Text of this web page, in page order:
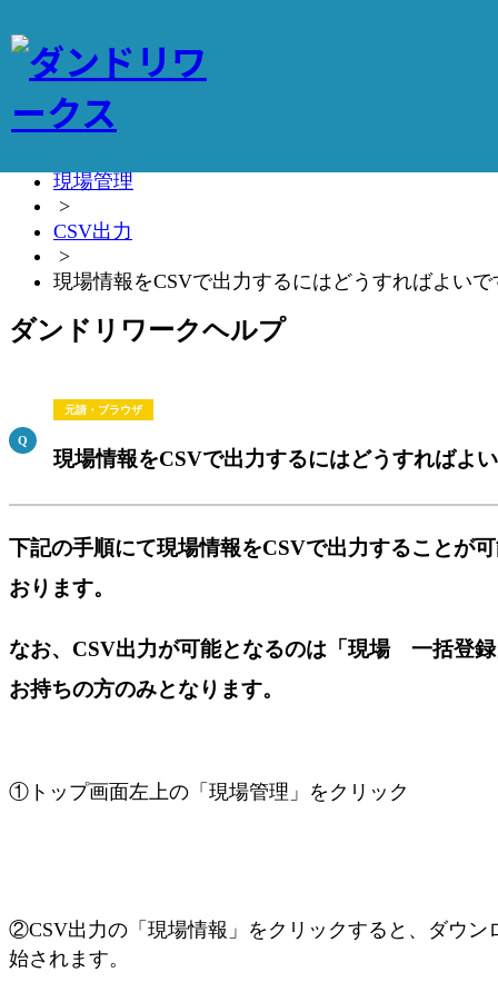
>
ヘルプ
>
現場情報
現場管理
>
CSV出力
>
現場情報をCSVで出力するにはどうすればよいで
ダンドリワークヘルプ
元請・ブラウザ
現場情報をCSVで出力するにはどうすればよ
下記の手順にて現場情報をCSVで出力することが
おります。
なお、CSV出力が可能となるのは「現場 一括登
お持ちの方のみとなります。
①トップ画面左上の「現場管理」をクリック
②CSV出力の「現場情報」をクリックすると、ダウン
始されます。